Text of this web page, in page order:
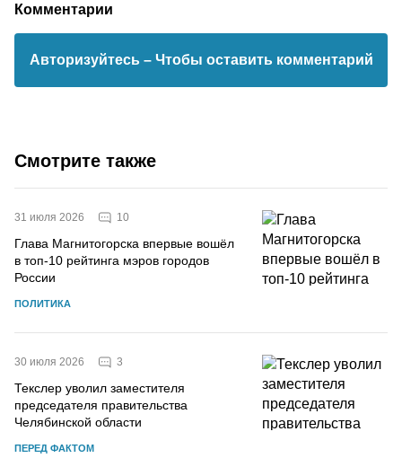
Комментарии
Авторизуйтесь – Чтобы оставить комментарий
Смотрите также
31 июля 2026 10
Глава Магнитогорска впервые вошёл
в топ-10 рейтинга мэров городов
России
ПОЛИТИКА
30 июля 2026 3
Текслер уволил заместителя
председателя правительства
Челябинской области
ПЕРЕД ФАКТОМ